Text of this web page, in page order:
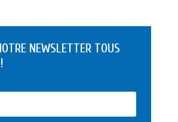
NEWSLETTER TOUS